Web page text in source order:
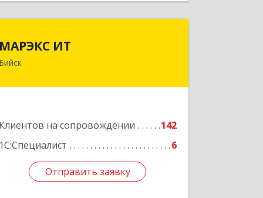
МАРЭКС ИТ
Бийск
Клиентов на сопровождении
142
1С:Специалист
6
Отправить заявку
Алтайский край, Бийск г, Разина, дом
Отправить заявку